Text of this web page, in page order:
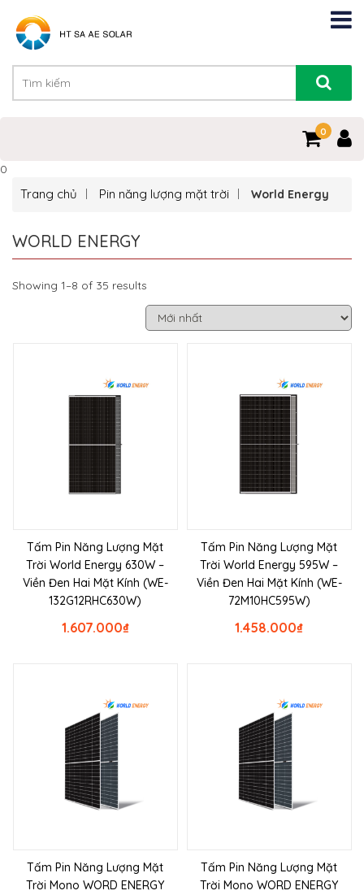
0
0
Trang chủ Pin năng lượng mặt trời World Energy
WORLD ENERGY
Showing 1–8 of 35 results
Tấm Pin Năng Lượng Mặt
Trời World Energy 630W –
Viền Đen Hai Mặt Kính (WE-
132G12RHC630W)
₫
1.607.000
Tấm Pin Năng Lượng Mặt
Trời World Energy 595W –
Viền Đen Hai Mặt Kính (WE-
72M10HC595W)
₫
1.458.000
Tấm Pin Năng Lượng Mặt
Trời Mono WORD ENERGY
Tấm Pin Năng Lượng Mặt
Trời Mono WORD ENERGY